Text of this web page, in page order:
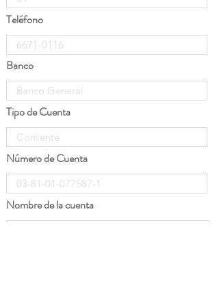
Teléfono
Banco
Tipo de Cuenta
Número de Cuenta
Nombre de la cuenta